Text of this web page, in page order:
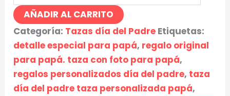
AÑADIR AL CARRITO
Categoría: Tazas día del Padre Etiquetas:
detalle especial para papá, regalo original
para papá. taza con foto para papá,
regalos personalizados día del padre, taza
día del padre taza personalizada papá,